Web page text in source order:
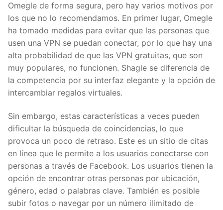
Omegle de forma segura, pero hay varios motivos por
los que no lo recomendamos. En primer lugar, Omegle
ha tomado medidas para evitar que las personas que
usen una VPN se puedan conectar, por lo que hay una
alta probabilidad de que las VPN gratuitas, que son
muy populares, no funcionen. Shagle se diferencia de
la competencia por su interfaz elegante y la opción de
intercambiar regalos virtuales.
Sin embargo, estas características a veces pueden
dificultar la búsqueda de coincidencias, lo que
provoca un poco de retraso. Este es un sitio de citas
en línea que le permite a los usuarios conectarse con
personas a través de Facebook. Los usuarios tienen la
opción de encontrar otras personas por ubicación,
género, edad o palabras clave. También es posible
subir fotos o navegar por un número ilimitado de